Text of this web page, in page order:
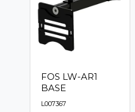
FOS LW-AR1
BASE
L007367